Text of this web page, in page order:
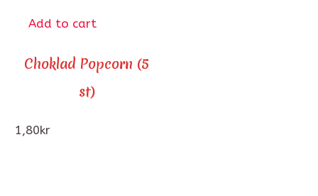
Add to cart
Choklad Popcorn (5
st)
1,80kr